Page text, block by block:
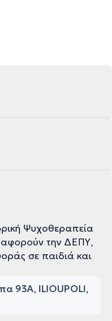
Ψυχοθεραπεία
αφορούν την ΔΕΠΥ,
σε παιδιά και
93Α, ILIOUPOLI,